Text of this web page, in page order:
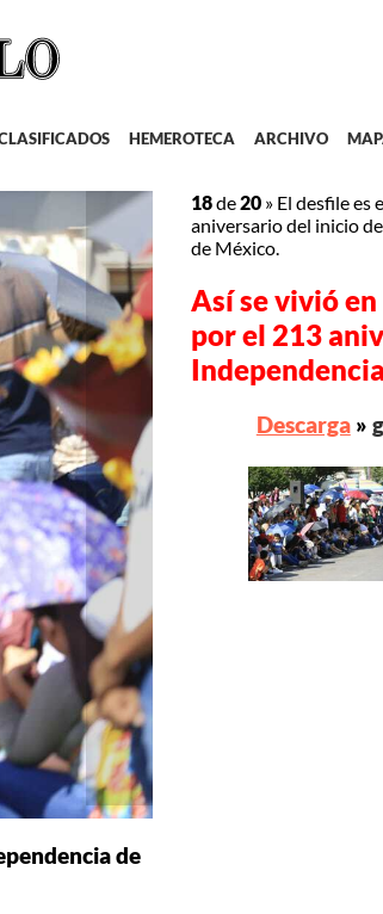
HEMEROTECA ARCHIVO
de
18de20 » El desfile es
aniversario del inicio
de México.
Así se vivió
por el 213
Descarga»